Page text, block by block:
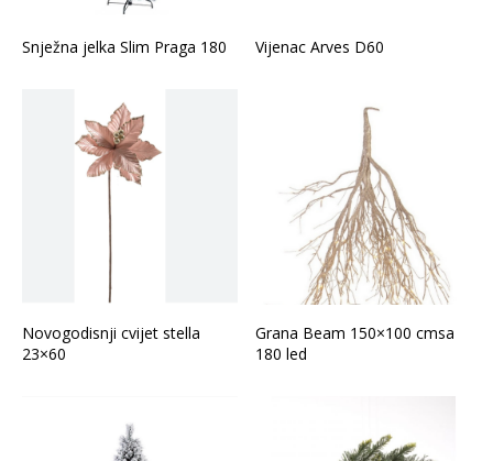
Snježna jelka Slim Praga 180 Vijenac Arves D60
Novogodisnji cvijet stella
23×60
Grana Beam 150×100 cmsa
180 led